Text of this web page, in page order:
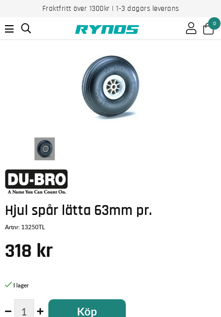
Fraktfritt över 1300kr | 1-3 dagars leverans
0
Hjul spår lätta 63mm pr.
Artnr: 13250TL
318 kr
Köp